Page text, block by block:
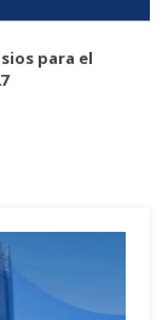
para el